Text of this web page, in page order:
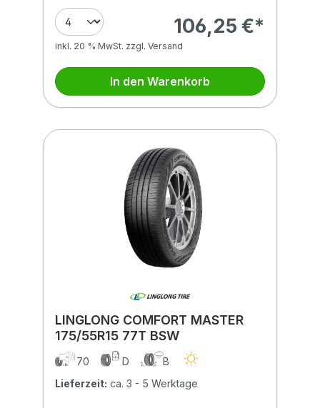
106,25 €*
inkl. 20 % MwSt. zzgl. Versand
In den Warenkorb
LINGLONG COMFORT MASTER
175/55R15 77T BSW
70 D
B
Lieferzeit: ca. 3 - 5 Werktage